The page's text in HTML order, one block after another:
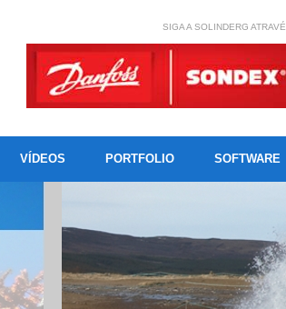
VÍDEOS PORTFOLIO SOFTWARE
SIGA A SOLINDERG